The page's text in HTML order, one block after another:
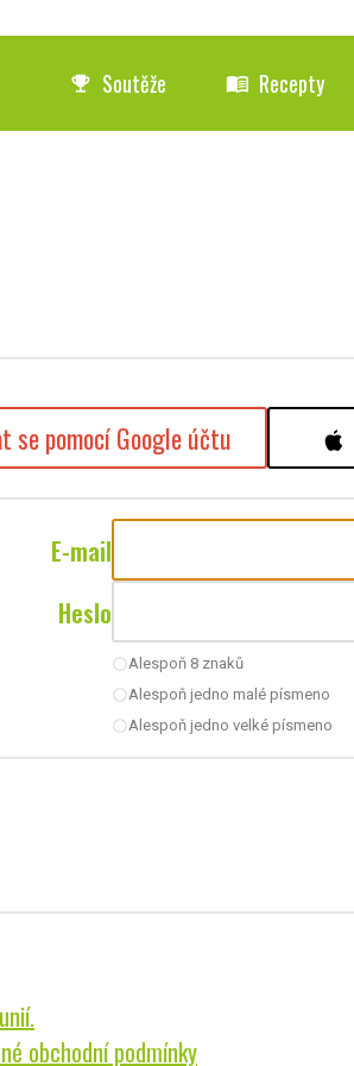
emoji_events Soutěže menu_book Recepty
se pomocí Google účtu
E-mail
Heslo
radio_button_uncheckedAlespoň 8 znaků
radio_button_uncheckedAlespoň jedno malé písmeno
radio_button_uncheckedAlespoň jedno velké písmeno
obchodní podmínky